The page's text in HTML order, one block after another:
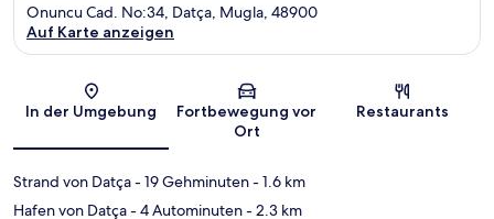
Karte
Onuncu Cad. No:34, Datça, Mugla, 48900
Auf Karte anzeigen
In der Umgebung
Fortbewegung vor
Ort
Restaurants
Strand von Datça- 19 Gehminuten- 1.6 km
Hafen von Datça- 4 Autominuten- 2.3 km